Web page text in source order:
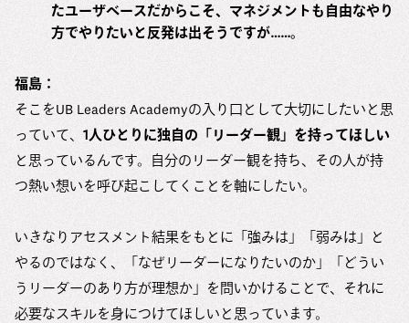
たユーザベースだからこそ、マネジメントも自由なやり
方でやりたいと反発は出そうですが……。
福島：
そこをUB Leaders Academyの入り口として大切にしたいと思
っていて、 1人ひとりに独自の「リーダー観」を持ってほしい
と思っているんです。自分のリーダー観を持ち、その人が持
つ熱い想いを呼び起こしてくことを軸にしたい。
いきなりアセスメント結果をもとに「強みは」「弱みは」と
やるのではなく、「なぜリーダーになりたいのか」「どうい
うリーダーのあり方が理想か」を問いかけることで、それに
必要なスキルを身につけてほしいと思っています。